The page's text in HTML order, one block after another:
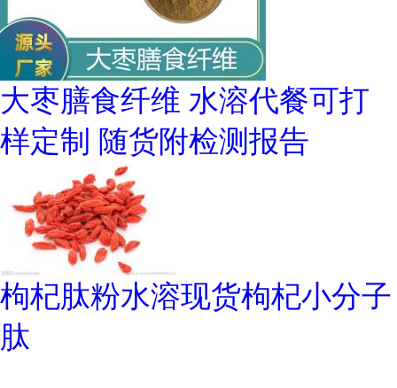
大枣膳食纤维 水溶代餐可打
样定制 随货附检测报告
枸杞肽粉水溶现货枸杞小分子
肽